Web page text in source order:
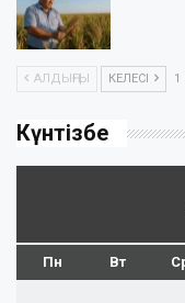
АЛДЫҢҒЫ КЕЛЕСІ 1
Күнтізбе
Пн Вт